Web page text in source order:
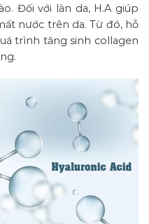
Đối với làn da, H.A giúp
nước trên da. Từ đó, hỗ
trình tăng sinh collagen